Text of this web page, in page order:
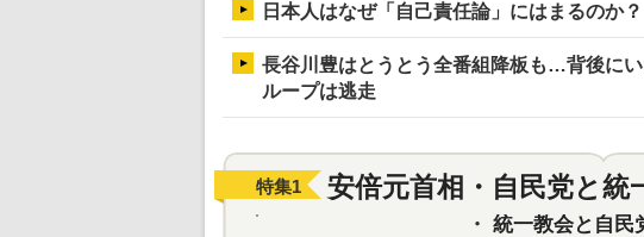
日本人はなぜ「自己責任論」にはまるのか
長谷川豊はとうとう全番組降板も…背後に
ループは逃走
特集1 安倍元首相・自民党と統
・ 統一教会と自民党の関係を